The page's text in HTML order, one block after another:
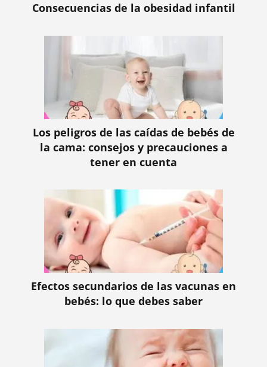
Consecuencias de la obesidad infantil
Los peligros de las caídas de bebés de
la cama: consejos y precauciones a
tener en cuenta
Efectos secundarios de las vacunas en
bebés: lo que debes saber